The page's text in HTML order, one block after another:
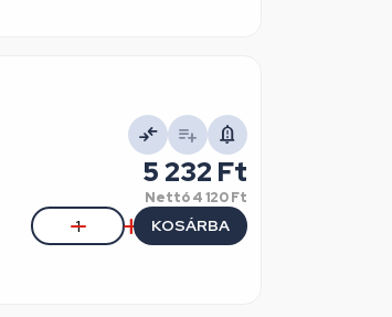
5 232 Ft
Nettó4 120 Ft
KOSÁRBA